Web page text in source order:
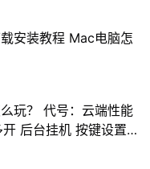
安装教程 Mac电脑怎
玩？ 代号：云端性能
后台挂机 按键设置